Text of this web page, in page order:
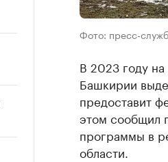
Фото: пресс-
В 2023 году
Башкирии
предоставит
этом сообщил
программы в
области.